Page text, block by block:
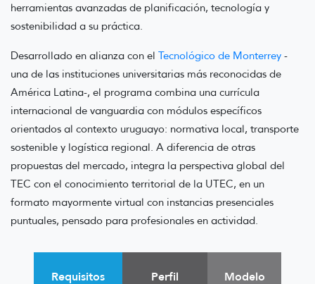
herramientas avanzadas de planificación, tecnología y
sostenibilidad a su práctica.
Desarrollado en alianza con el Tecnológico de Monterrey -
una de las instituciones universitarias más reconocidas de
América Latina-, el programa combina una currícula
internacional de vanguardia con módulos específicos
orientados al contexto uruguayo: normativa local, transporte
sostenible y logística regional. A diferencia de otras
propuestas del mercado, integra la perspectiva global del
TEC con el conocimiento territorial de la UTEC, en un
formato mayormente virtual con instancias presenciales
puntuales, pensado para profesionales en actividad.
Requisitos
Perfil
Modelo